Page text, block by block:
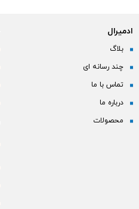
ادمیرال
بلاگ
چند رسانه ای
تماس با ما
درباره ما
محصولات